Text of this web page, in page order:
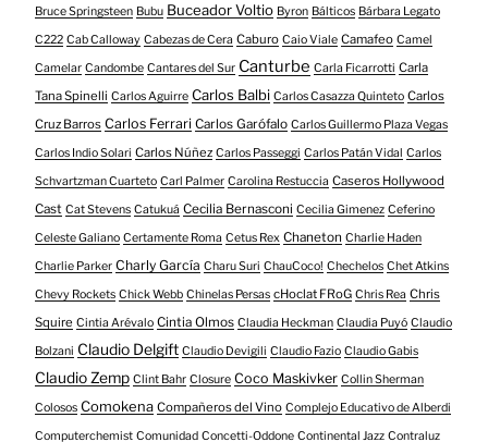
Bruce Springsteen Bubu Buceador Voltio Byron Bálticos Bárbara Legato
C222 Cab Calloway Cabezas de Cera Caburo Caio Viale Camafeo Camel
Camelar Candombe Cantares del Sur Canturbe Carla Ficarrotti Carla
Tana Spinelli Carlos Aguirre Carlos Balbi Carlos Casazza Quinteto Carlos
Cruz Barros Carlos Ferrari Carlos Garófalo Carlos Guillermo Plaza Vegas
Carlos Indio Solari Carlos Núñez Carlos Passeggi Carlos Patán Vidal Carlos
Schvartzman Cuarteto Carl Palmer Carolina Restuccia Caseros Hollywood
Cast Cat Stevens Catukuá Cecilia Bernasconi Cecilia Gimenez Ceferino
Celeste Galiano Certamente Roma Cetus Rex Chaneton Charlie Haden
Charlie Parker Charly García Charu Suri ChauCoco! Chechelos Chet Atkins
Chevy Rockets Chick Webb Chinelas Persas cHoclat FRoG Chris Rea Chris
Squire Cintia Arévalo Cintia Olmos Claudia Heckman Claudia Puyó Claudio
Bolzani Claudio Delgift Claudio Devigili Claudio Fazio Claudio Gabis
Claudio Zemp Clint Bahr Closure Coco Maskivker Collin Sherman
Colosos Comokena Compañeros del Vino Complejo Educativo de Alberdi
Computerchemist Comunidad Concetti-Oddone Continental Jazz Contraluz